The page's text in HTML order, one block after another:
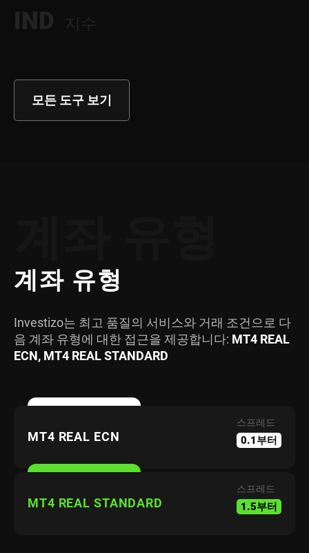
모든 도구 보기
계좌 유형
Investizo는 최고 품질의 서비스와 거래 조건으로 다
음 계좌 유형에 대한 접근을 제공합니다: MT4 REAL
ECN, MT4 REAL STANDARD
MT4 REAL ECN
스프레드
0.1부터
MT4 REAL STANDARD
스프레드
1.5부터